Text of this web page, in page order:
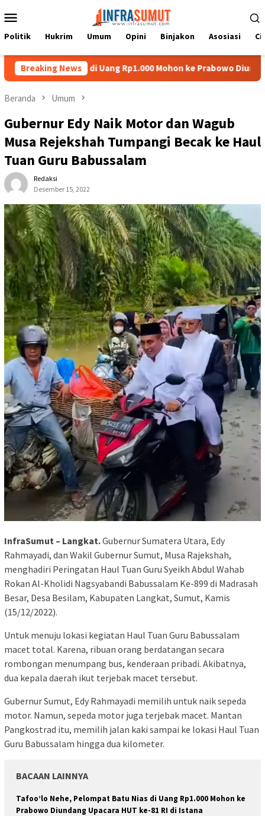
ke
Mobile
Politik Hukrim Umum Opini Binjakon Asosiasi
Breaking News
Nias di Uang Rp1.000 Mohon ke Prabowo Diundang Upacara
Beranda Umum
Gubernur Edy Naik Motor dan Wagub
Musa Rejekshah Tumpangi Becak ke Haul
Tuan Guru Babussalam
Redaksi
Desember 15, 2022
InfraSumut – Langkat.Gubernur Sumatera Utara, Edy
Rahmayadi, dan Wakil Gubernur Sumut, Musa Rajekshah,
menghadiri Peringatan Haul Tuan Guru Syeikh Abdul Wahab
Rokan Al-Kholidi Nagsyabandi Babussalam Ke-899 di Madrasah
Besar, Desa Besilam, Kabupaten Langkat, Sumut, Kamis
(15/12/2022).
Untuk menuju lokasi kegiatan Haul Tuan Guru Babussalam
macet total. Karena, ribuan orang berdatangan secara
rombongan menumpang bus, kenderaan pribadi. Akibatnya,
dua kepala daerah ikut terjebak macet tersebut.
Gubernur Sumut, Edy Rahmayadi memilih untuk naik sepeda
motor. Namun, sepeda motor juga terjebak macet. Mantan
Pangkostrad itu, memilih jalan kaki sampai ke lokasi Haul Tuan
Guru Babussalam hingga dua kilometer.
BACAAN LAINNYA
Tafoo’lo Nehe, Pelompat Batu Nias di Uang Rp1.000 Mohon ke
Prabowo Diundang Upacara HUT ke-81 RI di Istana